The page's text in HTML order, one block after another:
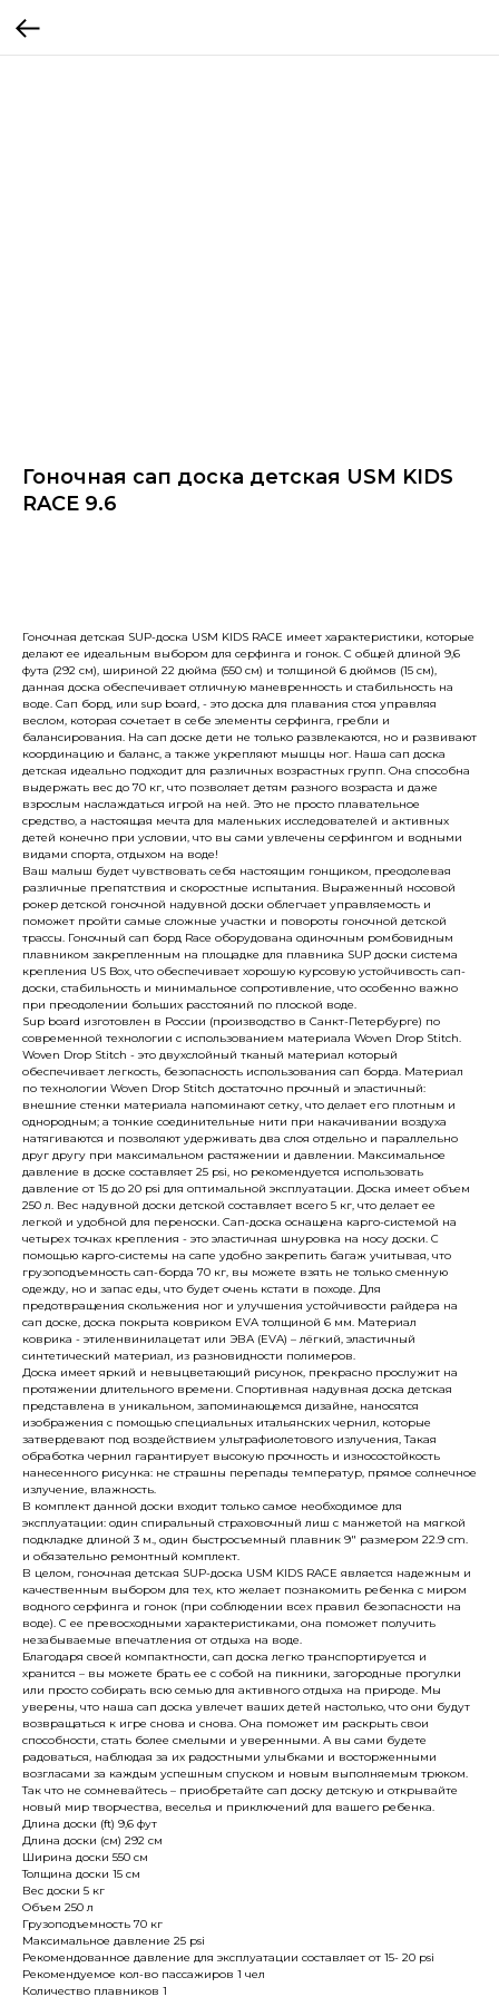
Гоночная сап доска детская USM KIDS
RACE 9.6
Гоночная детская SUP-доска USM KIDS RACE имеет характеристики, которые
делают ее идеальным выбором для серфинга и гонок. С общей длиной 9,6
фута (292 см), шириной 22 дюйма (550 см) и толщиной 6 дюймов (15 см),
данная доска обеспечивает отличную маневренность и стабильность на
воде. Сап борд, или sup board, - это доска для плавания стоя управляя
веслом, которая сочетает в себе элементы серфинга, гребли и
балансирования. На сап доске дети не только развлекаются, но и развивают
координацию и баланс, а также укрепляют мышцы ног. Наша сап доска
детская идеально подходит для различных возрастных групп. Она способна
выдержать вес до 70 кг, что позволяет детям разного возраста и даже
взрослым наслаждаться игрой на ней. Это не просто плавательное
средство, а настоящая мечта для маленьких исследователей и активных
детей конечно при условии, что вы сами увлечены серфингом и водными
видами спорта, отдыхом на воде!
Ваш малыш будет чувствовать себя настоящим гонщиком, преодолевая
различные препятствия и скоростные испытания. Выраженный носовой
рокер детской гоночной надувной доски облегчает управляемость и
поможет пройти самые сложные участки и повороты гоночной детской
трассы. Гоночный сап борд Race оборудована одиночным ромбовидным
плавником закрепленным на площадке для плавника SUP доски система
крепления US Box, что обеспечивает хорошую курсовую устойчивость сап-
доски, стабильность и минимальное сопротивление, что особенно важно
при преодолении больших расстояний по плоской воде.
Sup board изготовлен в России (производство в Санкт-Петербурге) по
современной технологии с использованием материала Woven Drop Stitch.
Woven Drop Stitch - это двухслойный тканый материал который
обеспечивает легкость, безопасность использования сап борда. Материал
по технологии Woven Drop Stitch достаточно прочный и эластичный:
внешние стенки материала напоминают сетку, что делает его плотным и
однородным; а тонкие соединительные нити при накачивании воздуха
натягиваются и позволяют удерживать два слоя отдельно и параллельно
друг другу при максимальном растяжении и давлении. Максимальное
давление в доске составляет 25 psi, но рекомендуется использовать
давление от 15 до 20 psi для оптимальной эксплуатации. Доска имеет объем
250 л. Вес надувной доски детской составляет всего 5 кг, что делает ее
легкой и удобной для переноски. Сап-доска оснащена карго-системой на
четырех точках крепления - это эластичная шнуровка на носу доски. С
помощью карго-системы на сапе удобно закрепить багаж учитывая, что
грузоподъемность сап-борда 70 кг, вы можете взять не только сменную
одежду, но и запас еды, что будет очень кстати в походе. Для
предотвращения скольжения ног и улучшения устойчивости райдера на
сап доске, доска покрыта ковриком EVA толщиной 6 мм. Материал
коврика - этиленвинилацетат или ЭВА (EVA) – лёгкий, эластичный
синтетический материал, из разновидности полимеров.
Доска имеет яркий и невыцветающий рисунок, прекрасно прослужит на
протяжении длительного времени. Спортивная надувная доска детская
представлена в уникальном, запоминающемся дизайне, наносятся
изображения с помощью специальных итальянских чернил, которые
затвердевают под воздействием ультрафиолетового излучения, Такая
обработка чернил гарантирует высокую прочность и износостойкость
нанесенного рисунка: не страшны перепады температур, прямое солнечное
излучение, влажность.
В комплект данной доски входит только самое необходимое для
эксплуатации: один спиральный страховочный лиш с манжетой на мягкой
подкладке длиной 3 м., один быстросъемный плавник 9" размером 22.9 cm.
и обязательно ремонтный комплект.
В целом, гоночная детская SUP-доска USM KIDS RACE является надежным и
качественным выбором для тех, кто желает познакомить ребенка с миром
водного серфинга и гонок (при соблюдении всех правил безопасности на
воде). С ее превосходными характеристиками, она поможет получить
незабываемые впечатления от отдыха на воде.
Благодаря своей компактности, сап доска легко транспортируется и
хранится – вы можете брать ее с собой на пикники, загородные прогулки
или просто собирать всю семью для активного отдыха на природе. Мы
уверены, что наша сап доска увлечет ваших детей настолько, что они будут
возвращаться к игре снова и снова. Она поможет им раскрыть свои
способности, стать более смелыми и уверенными. А вы сами будете
радоваться, наблюдая за их радостными улыбками и восторженными
возгласами за каждым успешным спуском и новым выполняемым трюком.
Так что не сомневайтесь – приобретайте сап доску детскую и открывайте
новый мир творчества, веселья и приключений для вашего ребенка.
Длина доски (ft) 9,6 фут
Длина доски (см) 292 см
Ширина доски 550 см
Толщина доски 15 см
Вес доски 5 кг
Объем 250 л
Грузоподъемность 70 кг
Максимальное давление 25 psi
Рекомендованное давление для эксплуатации составляет от 15- 20 psi
Рекомендуемое кол-во пассажиров 1 чел
Количество плавников 1